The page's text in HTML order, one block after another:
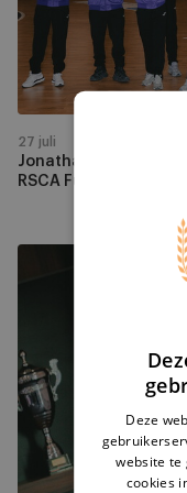
de
wieg
van
de
RSCA
Futsal
Jonathan Goisse en
RSCA Futsal Academy
27 juli
De
Smet
aan
CEO
Deze
website te
cookies